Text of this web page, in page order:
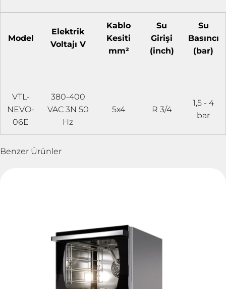
Model
Elektrik
Voltajı V
Kablo
Kesiti
mm²
Su
Girişi
(inch)
Su
Basıncı
(bar)
VTL-
NEVO-
06E
380-400
VAC 3N 50
Hz
5x4 R 3/4
1,5 - 4
bar
Benzer Ürünler